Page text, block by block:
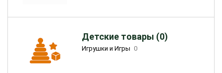
Детские товары (0)
Игрушки и Игры 0